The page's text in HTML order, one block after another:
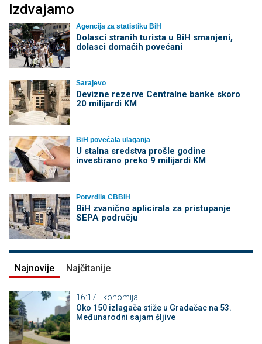
Izdvajamo
Agencija za statistiku BiH
Dolasci stranih turista u BiH smanjeni,
dolasci domaćih povećani
Sarajevo
Devizne rezerve Centralne banke skoro
20 milijardi KM
BiH povećala ulaganja
U stalna sredstva prošle godine
investirano preko 9 milijardi KM
Potvrdila CBBiH
BiH zvanično aplicirala za pristupanje
SEPA području
Najnovije Najčitanije
16:17 Ekonomija
Oko 150 izlagača stiže u Gradačac na 53.
Međunarodni sajam šljive